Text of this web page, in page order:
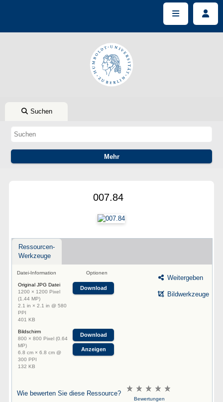
Suchen
007.84
Ressourcen-
Werkzeuge
Datei-Information Optionen
Original JPG Datei
1200 × 1200 Pixel
(1.44 MP)
2.1 in × 2.1 in @ 580
PPI
401 KB
Download
Bildschirm
800 × 800 Pixel (0.64
MP)
6.8 cm × 6.8 cm @
300 PPI
132 KB
Download
Anzeigen
Weitergeben
Bildwerkzeuge
Wie bewerten Sie diese Ressource?
Bewertungen